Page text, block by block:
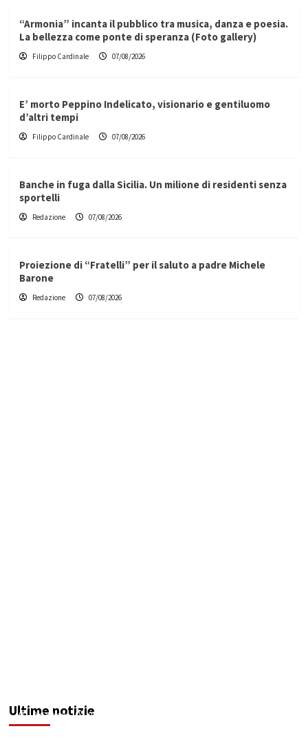
“Armonia” incanta il pubblico tra musica, danza e poesia.
La bellezza come ponte di speranza (Foto gallery)
Filippo Cardinale 07/08/2026
E’ morto Peppino Indelicato, visionario e gentiluomo
d’altri tempi
Filippo Cardinale 07/08/2026
Banche in fuga dalla Sicilia. Un milione di residenti senza
sportelli
Redazione 07/08/2026
Proiezione di “Fratelli” per il saluto a padre Michele
Barone
Redazione 07/08/2026
Ultime notizie
Redazione 07/08/2026